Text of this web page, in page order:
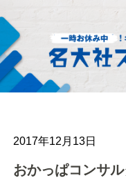
2017年12月13日
おかっぱコンサ